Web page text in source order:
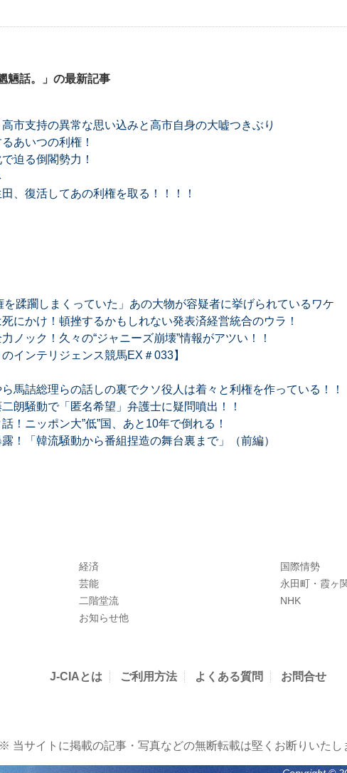
魎話。」の最新記事
市支持の異常な思い込みと高市自身の大嘘つきぶり
あいつの利権！
迫る倒閣勢力！
、復活してあの利権を取る！！！！
を蹂躙しまくっていた」あの大物が容疑者に挙げられているワケ
にかけ！頓挫するかもしれない発表済経営統合のウラ！
ノック！久々の“ジャニーズ崩壊”情報がアツい！！
インテリジェンス競馬EX＃033】
馬詰総理らの話しの裏でクソ役人は着々と利権を作っている！！
朗騒動で「匿名希望」弁護士に疑問噴出！！
！ニッポン大”低”国、あと10年で倒れる！
！「韓流騒動から番組捏造の舞台裏まで」（前編）
経済
国際情勢
芸能
永田町・霞ヶ
二階堂流
NHK
お知らせ他
J-CIAとは ご利用方法 よくある質問 お問合せ
※ 当サイトに掲載の記事・写真などの無断転載は堅くお断りいたし